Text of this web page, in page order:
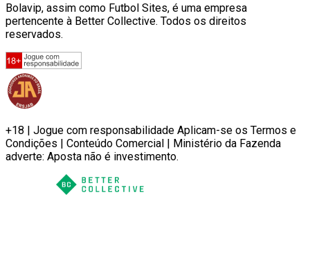
Bolavip, assim como Futbol Sites, é uma empresa
pertencente à Better Collective. Todos os direitos
reservados.
+18 | Jogue com responsabilidade Aplicam-se os Termos e
Condições | Conteúdo Comercial | Ministério da Fazenda
adverte: Aposta não é investimento.